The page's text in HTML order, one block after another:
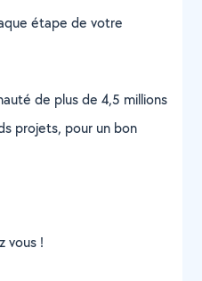
étape de votre
de plus de 4,5 millions
projets, pour un bon
vous !